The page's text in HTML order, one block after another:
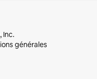
Inc.
générales